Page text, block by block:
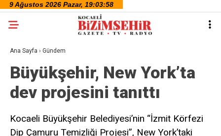
Ana Sayfa › Gündem
Büyükşehir, New York’ta
dev projesini tanıttı
Kocaeli Büyükşehir Belediyesi’nin “İzmit Körfezi
Dip Çamuru Temizliği Projesi”, New York’taki